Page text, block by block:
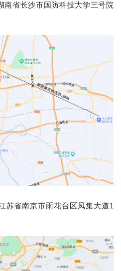
南省长沙市国防科技大学三号院
苏省南京市雨花台区凤集大道1